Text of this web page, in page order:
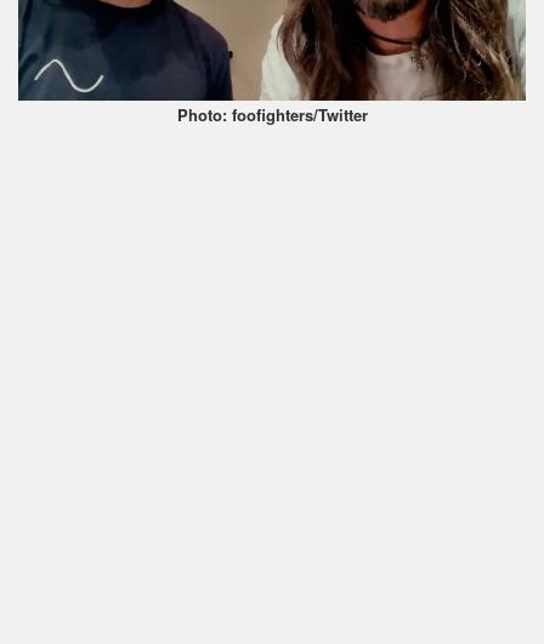
Photo: foofighters/Twitter